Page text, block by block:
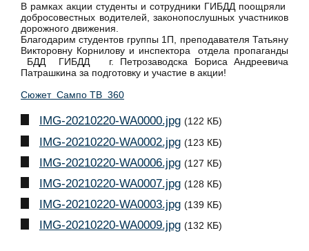
В рамках акции студенты и сотрудники ГИБДД поощряли
добросовестных водителей, законопослушных участников
дорожного движения.
Благодарим студентов группы 1П, преподавателя Татьяну
Викторовну Корнилову и инспектора отдела пропаганды
БДД ГИБДД г. Петрозаводска Бориса Андреевича
Патрашкина за подготовку и участие в акции!
Сюжет Сампо ТВ 360
IMG-20210220-WA0000.jpg (122 КБ)
IMG-20210220-WA0002.jpg (123 КБ)
IMG-20210220-WA0006.jpg (127 КБ)
IMG-20210220-WA0007.jpg (128 КБ)
IMG-20210220-WA0003.jpg (139 КБ)
IMG-20210220-WA0009.jpg (132 КБ)